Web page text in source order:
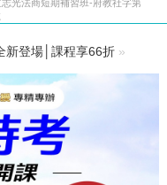
光法商短期補習班-府教社字第
新登場│課程享66折 »